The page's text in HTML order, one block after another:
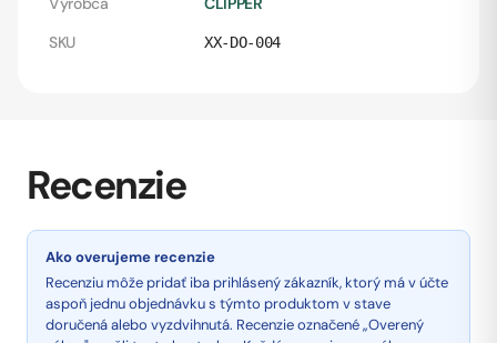
SKU
XX-DO-004
Recenzie
Ako overujeme recenzie
Recenziu môže pridať iba prihlásený zákazník, ktorý má v účte
aspoň jednu objednávku s týmto produktom v stave
doručená alebo vyzdvihnutá. Recenzie označené „Overený